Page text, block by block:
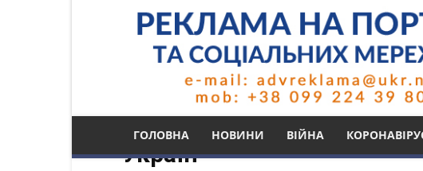
ГОЛОВНА НОВИНИ ВІЙНА
Тег: ч. 1 ст. 436-1
Україн